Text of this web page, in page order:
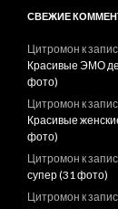
СВЕЖИЕ
Цитромон к
Красивые ЭМО
фото)
Цитромон к
Красивые
фото)
Цитромон к
супер (31 фото)
Цитромон к